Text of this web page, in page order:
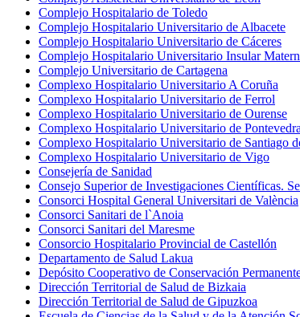
Complejo Hospitalario de Toledo
Complejo Hospitalario Universitario de Albacete
Complejo Hospitalario Universitario de Cáceres
Complejo Hospitalario Universitario Insular
Complejo Universitario de Cartagena
Complexo Hospitalario Universitario A Coruña
Complexo Hospitalario Universitario de Ferrol
Complexo Hospitalario Universitario de Ourense
Complexo Hospitalario Universitario de Pontevedra
Complexo Hospitalario Universitario de Santiago
Complexo Hospitalario Universitario de Vigo
Consejería de Sanidad
Consejo Superior de Investigaciones Científicas.
Consorci Hospital General Universitari de València
Consorci Sanitari de l`Anoia
Consorci Sanitari del Maresme
Consorcio Hospitalario Provincial de Castellón
Departamento de Salud Lakua
Depósito Cooperativo de Conservación
Dirección Territorial de Salud de Bizkaia
Dirección Territorial de Salud de Gipuzkoa